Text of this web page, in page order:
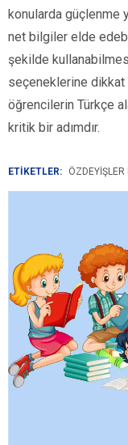
konularda güçlenme
net bilgiler elde
şekilde
seçeneklerine
öğrencilerin Türkçe
kritik bir adımdır.
ETİKETLER: